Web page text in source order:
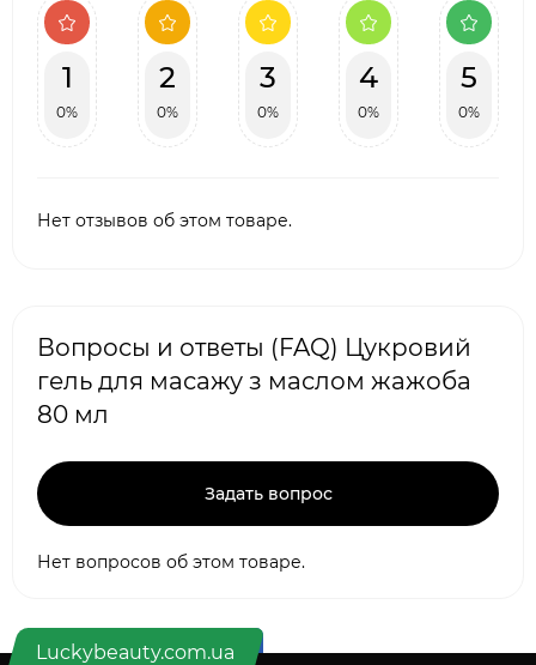
1
0%
2
0%
3
0%
4
0%
5
0%
Нет отзывов об этом товаре.
Вопросы и ответы (FAQ) Цукровий
гель для масажу з маслом жажоба
80 мл
Задать вопрос
Нет вопросов об этом товаре.
Luckybeauty.com.ua